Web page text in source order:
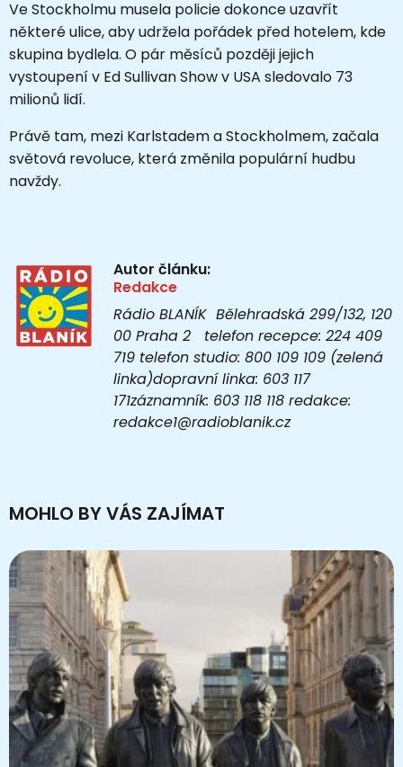
Ve Stockholmu musela policie dokonce uzavřít
některé ulice, aby udržela pořádek před hotelem, kde
skupina bydlela. O pár měsíců později jejich
vystoupení v Ed Sullivan Show v USA sledovalo 73
milionů lidí.
Právě tam, mezi Karlstadem a Stockholmem, začala
světová revoluce, která změnila populární hudbu
navždy.
Autor článku:
Redakce
Rádio BLANÍK Bělehradská 299/132, 120
00 Praha 2 telefon recepce: 224 409
719 telefon studio: 800 109 109 (zelená
linka)dopravní linka: 603 117
171záznamník: 603 118 118 redakce:
redakce1@radioblanik.cz
MOHLO BY VÁS ZAJÍMAT